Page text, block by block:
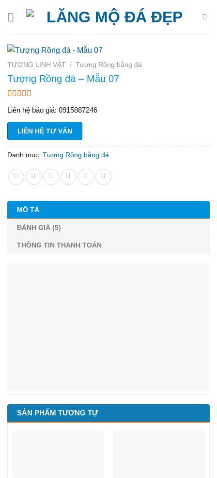
TƯỢNG LINH VẬT / Tượng Rồng bằng đá
Tượng Rồng đá – Mẫu 07
5 dựa
trênđánh
Liên hệ báo giá: 0915887246
LIÊN HỆ TƯ VẤN
Danh mục: Tượng Rồng bằng đá
MÔ TẢ
ĐÁNH GIÁ (5)
THÔNG TIN THANH TOÁN
SẢN PHẨM TƯƠNG TỰ